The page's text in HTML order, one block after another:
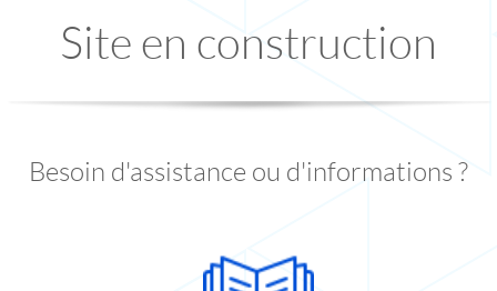
Site en construction
Besoin d'assistance ou d'informations ?